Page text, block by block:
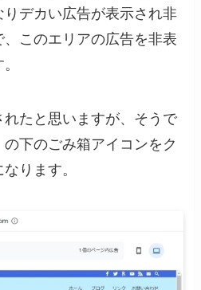
デカい広告が表示され非
このエリアの広告を非表
れたと思いますが、そうで
下のごみ箱アイコンをク
ります。